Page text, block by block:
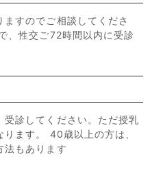
すのでご相談してくださ
、性交ご72時間以内に受診
受診してください。ただ授乳
ます。 40歳以上の方は、
法もあります